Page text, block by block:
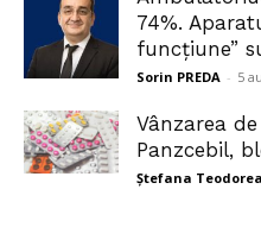
74%.
funcțiune”
Sorin PREDA - 5
Vânzarea
Panzcebil,
Ștefana